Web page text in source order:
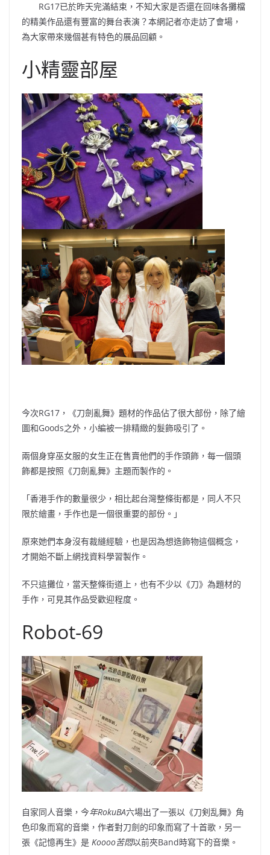
RG17已於昨天完滿結束，不知大家是否還在回味各攤檔
的精美作品還有豐富的舞台表演？本網記者亦走訪了會場，
為大家帶來幾個甚有特色的展品回顧。
小精靈部屋
今次RG17，《刀劍亂舞》題材的作品佔了很大部份，除了繪
圖和Goods之外，小編被一排精緻的髮飾吸引了。
兩個身穿巫女服的女生正在售賣他們的手作頭飾，每一個頭
飾都是按照《刀劍亂舞》主題而製作的。
「香港手作的數量很少，相比起台灣整條街都是，同人不只
限於繪畫，手作也是一個很重要的部份。」
原來她們本身沒有裁縫經驗，也是因為想造飾物這個概念，
才開始不斷上網找資料學習製作。
不只這攤位，當天整條街道上，也有不少以《刀》為題材的
手作，可見其作品受歡迎程度。
Robot-69
自家同人音樂，今年RokuBA六場出了一張以《刀剣乱舞》角
色印象而寫的音樂，作者對刀劍的印象而寫了十首歌，另一
張《記憶再生》是 Koooo苦悶以前夾Band時寫下的音樂。